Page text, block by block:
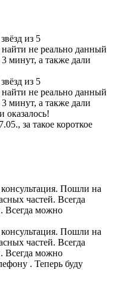
из 5
не реально данный
минут, а также дали
из 5
не реально данный
минут, а также дали
оказалось!
за такое короткое
Пошли на
частей. Всегда
Всегда можно
Пошли на
частей. Всегда
Всегда можно
. Теперь буду